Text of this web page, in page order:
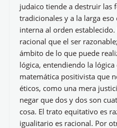
judaico tiende a destruir las
tradicionales y a la larga
interna al orden
racional que el ser
ámbito de lo que puede
lógica, entendiendo la
matemática positivista que
éticos, como una mera
negar que dos y dos son
cosa. El trato equitativo es
igualitario es racional. Por